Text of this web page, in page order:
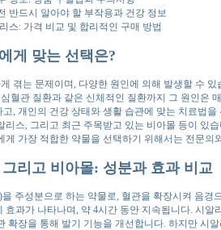
반드시 알아야 할 부작용과 건강 정보
스: 가격 비교 및 합리적인 구매 방법
게 맞는 선택은?
겪는 문제이며, 다양한 원인에 의해 발생할 수
혈관 질환과 같은 신체적인 질환까지 그 원인은
, 개인의 건강 상태와 생활 습관에 맞는 치료법
리스, 그리고 최근 주목받고 있는 비아몰 등이 있
게 가장 적합한 약물을 선택하기 위해서는 전문의
리고 비아몰: 성분과 효과 비교
주성분으로 하는 약물로, 혈관을 확장시켜 음
효과가 나타나며, 약 4시간 동안 지속됩니다. 시알
확장을 통해 발기 기능을 개선합니다. 하지만 시